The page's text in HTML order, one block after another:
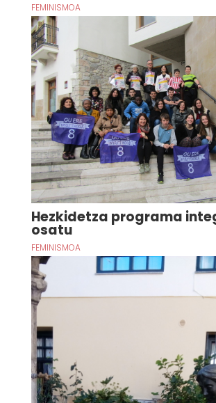
FEMINISMOA
Hezkidetza programa
osatu
FEMINISMOA